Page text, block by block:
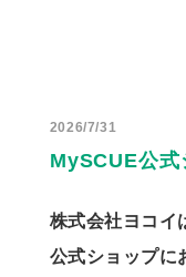
2026/7/31
MySCUE公式
株式会社ヨコイ
公式ショップに